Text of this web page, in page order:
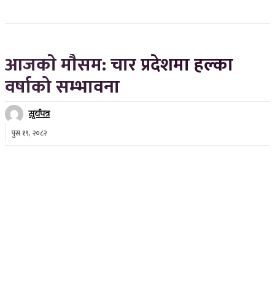
आजकाे माैसम: चार प्रदेशमा हल्का
वर्षाको सम्भावना
सूर्यपत्र
पुस १९, २०८२